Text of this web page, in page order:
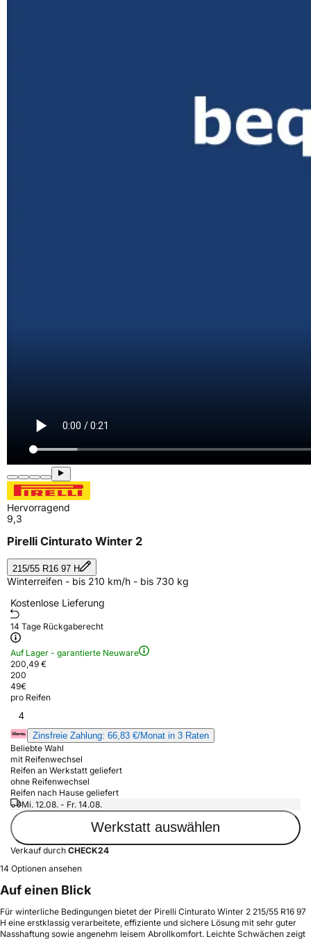
Hervorragend
9,3
Pirelli Cinturato Winter 2
215/55 R16 97 H
Winterreifen - bis 210 km/h - bis 730 kg
Kostenlose Lieferung
14 Tage Rückgaberecht
Auf Lager - garantierte Neuware
200,49 €
200
49€
pro Reifen
4
Zinsfreie Zahlung: 66,83 €/Monat in 3 Raten
Beliebte Wahl
mit Reifenwechsel
Reifen an Werkstatt geliefert
ohne Reifenwechsel
Reifen nach Hause geliefert
Mi. 12.08. - Fr. 14.08.
Werkstatt auswählen
Verkauf durch CHECK24
14 Optionen ansehen
Auf einen Blick
Für winterliche Bedingungen bietet der Pirelli Cinturato Winter 2 215/55 R16 97
H eine erstklassig verarbeitete, effiziente und sichere Lösung mit sehr guter
Nasshaftung sowie angenehm leisem Abrollkomfort. Leichte Schwächen zeigt